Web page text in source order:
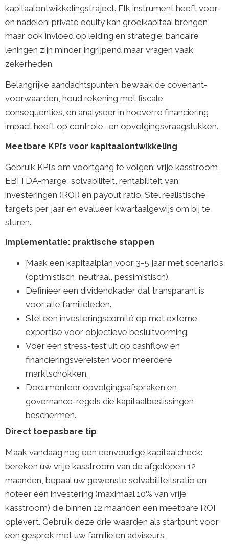
kapitaalontwikkelingstraject. Elk instrument heeft voor-
en nadelen: private equity kan groeikapitaal brengen
maar ook invloed op leiding en strategie; bancaire
leningen zijn minder ingrijpend maar vragen vaak
zekerheden.
Belangrijke aandachtspunten: bewaak de covenant-
voorwaarden, houd rekening met fiscale
consequenties, en analyseer in hoeverre financiering
impact heeft op controle- en opvolgingsvraagstukken.
Meetbare KPI’s voor kapitaalontwikkeling
Gebruik KPI’s om voortgang te volgen: vrije kasstroom,
EBITDA-marge, solvabiliteit, rentabiliteit van
investeringen (ROI) en payout ratio. Stel realistische
targets per jaar en evalueer kwartaalgewijs om bij te
sturen.
Implementatie: praktische stappen
Maak een kapitaalplan voor 3-5 jaar met scenario’s
(optimistisch, neutraal, pessimistisch).
Definieer een dividendkader dat transparant is
voor alle familieleden.
Stel een investeringscomité op met externe
expertise voor objectieve besluitvorming.
Voer een stress-test uit op cashflow en
financieringsvereisten voor meerdere
marktschokken.
Documenteer opvolgingsafspraken en
governance-regels die kapitaalbeslissingen
beschermen.
Direct toepasbare tip
Maak vandaag nog een eenvoudige kapitaalcheck:
bereken uw vrije kasstroom van de afgelopen 12
maanden, bepaal uw gewenste solvabiliteitsratio en
noteer één investering (maximaal 10% van vrije
kasstroom) die binnen 12 maanden een meetbare ROI
oplevert. Gebruik deze drie waarden als startpunt voor
een gesprek met uw familie en adviseurs.